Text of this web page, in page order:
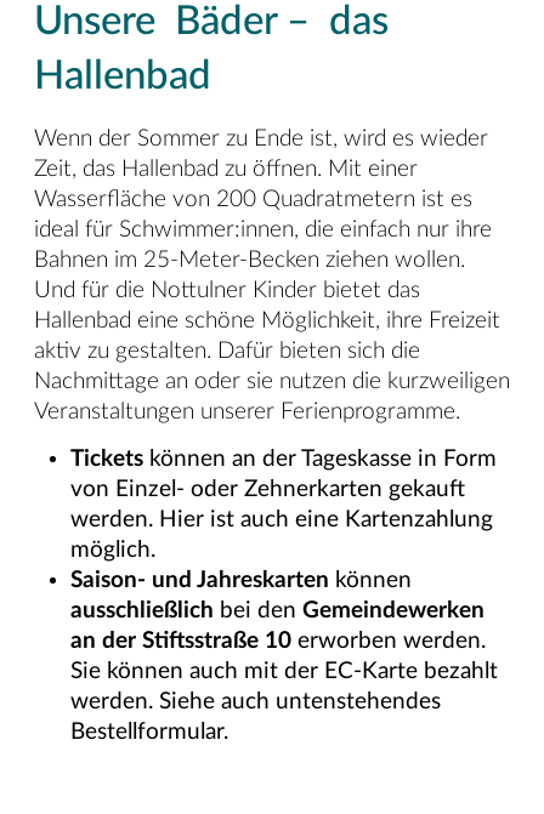
Unsere Bäder – das
Hallenbad
Wenn der Sommer zu Ende ist, wird es wieder
Zeit, das Hallenbad zu öffnen. Mit einer
Wasserfläche von 200 Quadratmetern ist es
ideal für Schwimmer:innen, die einfach nur ihre
Bahnen im 25-Meter-Becken ziehen wollen.
Und für die Nottulner Kinder bietet das
Hallenbad eine schöne Möglichkeit, ihre Freizeit
aktiv zu gestalten. Dafür bieten sich die
Nachmittage an oder sie nutzen die kurzweiligen
Veranstaltungen unserer Ferienprogramme.
Tickets können an der Tageskasse in Form
von Einzel- oder Zehnerkarten gekauft
werden. Hier ist auch eine Kartenzahlung
möglich.
Saison- und Jahreskarten können
ausschließlich bei den Gemeindewerken
an der Stiftsstraße 10 erworben werden.
Sie können auch mit der EC-Karte bezahlt
werden. Siehe auch untenstehendes
Bestellformular.